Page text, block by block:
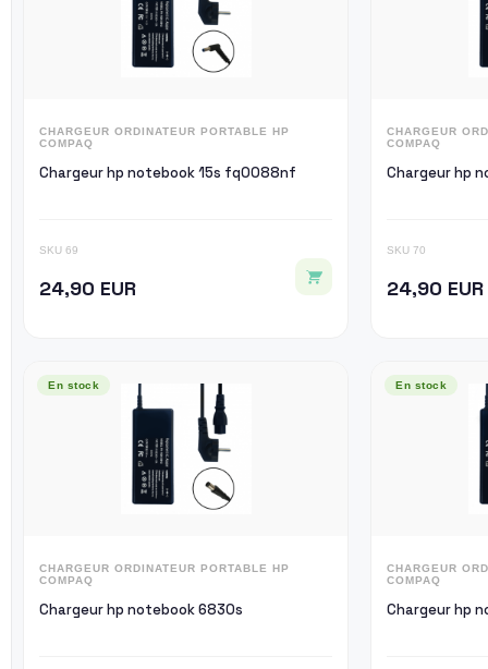
CHARGEUR ORDINATEUR PORTABLE HP
COMPAQ
Chargeur hp notebook 15s fq0088nf
SKU 69
24,90 EUR
CHARGEUR
COMPAQ
SKU 70
24,90 EUR
En stock
CHARGEUR ORDINATEUR PORTABLE HP
COMPAQ
Chargeur hp notebook 6830s
En stock
CHARGEUR
COMPAQ